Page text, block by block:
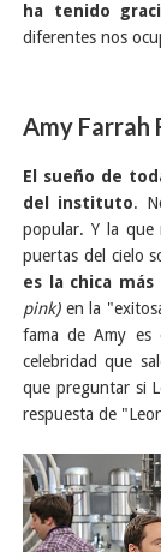
ha tenido
diferentes nos
Amy Farrah
El sueño de
del instituto.
popular. Y la que
puertas del cielo
es la chica más
pink) en la
fama de Amy es
celebridad que
que preguntar si
respuesta de